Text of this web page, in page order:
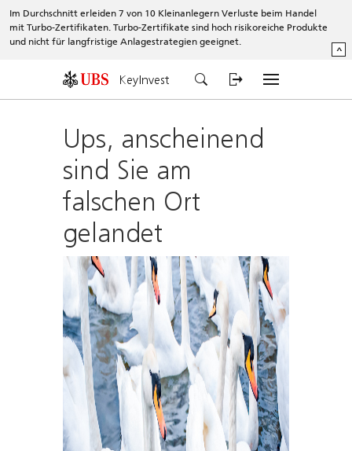
Im Durchschnitt erleiden 7 von 10 Kleinanlegern Verluste beim Handel
mit Turbo-Zertifikaten. Turbo-Zertifikate sind hoch risikoreiche Produkte
und nicht für langfristige Anlagestrategien geeignet.
^
KeyInvest
Ups, anscheinend
sind Sie am
falschen Ort
gelandet